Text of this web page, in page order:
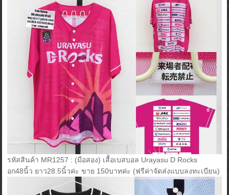
รหัสสินค้า MR1257 : (มือสอง) เสื้อเบสบอล Urayasu D Rocks
อก48นิ้ว ยาว28.5นิ้วค่ะ ขาย 150บาทค่ะ (ฟรีค่าจัดส่งแบบลงทะเบียน)